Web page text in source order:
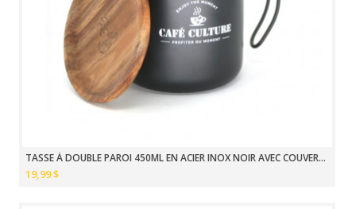
TASSE À DOUBLE PAROI 450ML EN ACIER INOX NOIR AVEC COUVERCLE
19,99 $